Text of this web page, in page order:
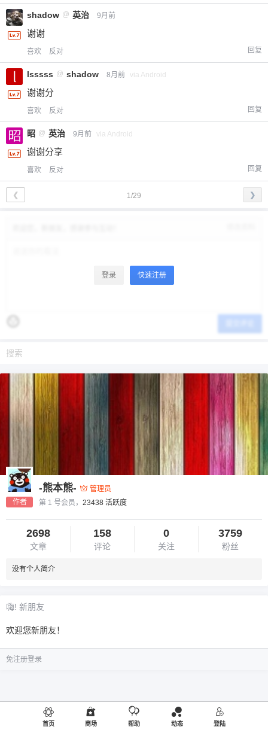
shadow @ 英治 9月前
谢谢
喜欢 反对 回复
lsssss @ shadow 8月前 via Android
谢谢分
喜欢 反对 回复
昭 @ 英治 9月前 via Android
谢谢分享
喜欢 反对 回复
1/29
❮ ❯
登录 快速注册
作者
-熊本熊-
管理员
第 1 号会员， 23438 活跃度
2698
文章
158
评论
0
关注
3759
粉丝
没有个人简介
嗨! 新朋友
欢迎您新朋友！
免注册登录
首页 商场 帮助 动态 登陆